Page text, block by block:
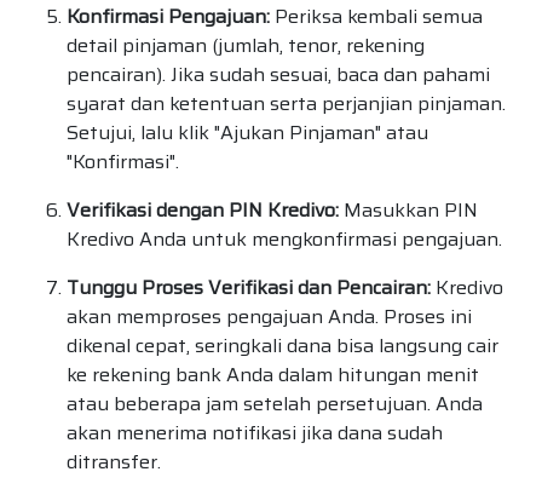
Konfirmasi Pengajuan: Periksa kembali semua
detail pinjaman (jumlah, tenor, rekening
pencairan). Jika sudah sesuai, baca dan pahami
syarat dan ketentuan serta perjanjian pinjaman.
Setujui, lalu klik "Ajukan Pinjaman" atau
"Konfirmasi".
Verifikasi dengan PIN Kredivo: Masukkan PIN
Kredivo Anda untuk mengkonfirmasi pengajuan.
Tunggu Proses Verifikasi dan Pencairan: Kredivo
akan memproses pengajuan Anda. Proses ini
dikenal cepat, seringkali dana bisa langsung cair
ke rekening bank Anda dalam hitungan menit
atau beberapa jam setelah persetujuan. Anda
akan menerima notifikasi jika dana sudah
ditransfer.